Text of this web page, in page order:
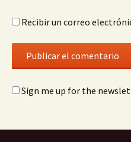
Recibir un correo
Sign me up for the